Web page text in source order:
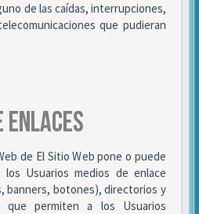
de las caídas, interrupciones,
que pudieran
ENLACES
de El Sitio Web pone o puede
Usuarios medios de enlace
banners, botones), directorios y
que permiten a los Usuarios